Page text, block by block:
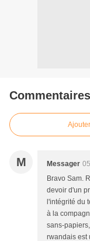
Commentaires
M Messager
Bravo Sam.
devoir d'un
l'intégrité du
à la
sans-
rwandais est